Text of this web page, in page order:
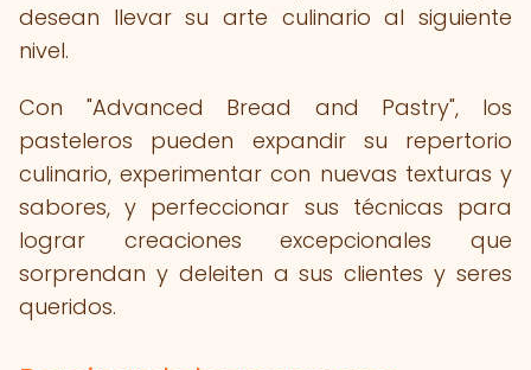
desean llevar su arte culinario al siguiente
nivel.
Con "Advanced Bread and Pastry", los
pasteleros pueden expandir su repertorio
culinario, experimentar con nuevas texturas y
sabores, y perfeccionar sus técnicas para
lograr creaciones excepcionales que
sorprendan y deleiten a sus clientes y seres
queridos.